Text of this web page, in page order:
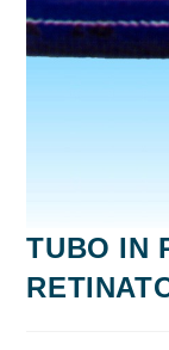
TUBO IN